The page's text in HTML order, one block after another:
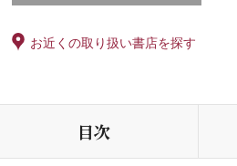
お近くの取り扱い書店を探す
目次